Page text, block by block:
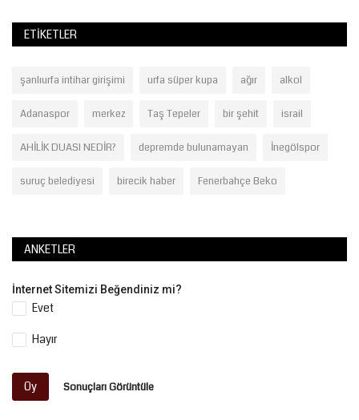
ETIKETLER
şanlıurfa intihar girişimi urfa süper kupa ağır alkol
Adanaspor merkez Taş Tepeler bir şehit israil
AHİLİK DUASI NEDİR? depremde bulunamayan İnegölspor
suruç belediyesi birecik haber Fenerbahçe Beko
ANKETLER
İnternet Sitemizi Beğendiniz mi?
Evet
Hayır
Oy Sonuçları Görüntüle